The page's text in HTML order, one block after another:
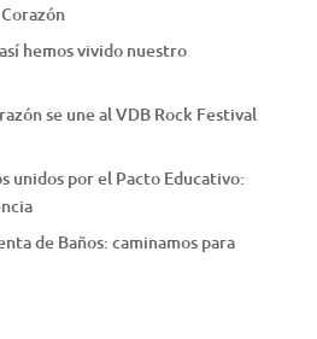
hemos vivido nuestro
se une al VDB Rock Festival
unidos por el Pacto Educativo:
de Baños: caminamos para